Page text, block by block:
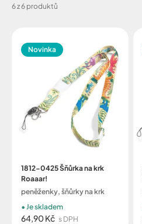
6 z 6 produktů
Novinka
1812-0425 Šňůrka na krk
Roaaar!
peněženky, šňůrky na krk
64,90 Kč s DPH
Je skladem